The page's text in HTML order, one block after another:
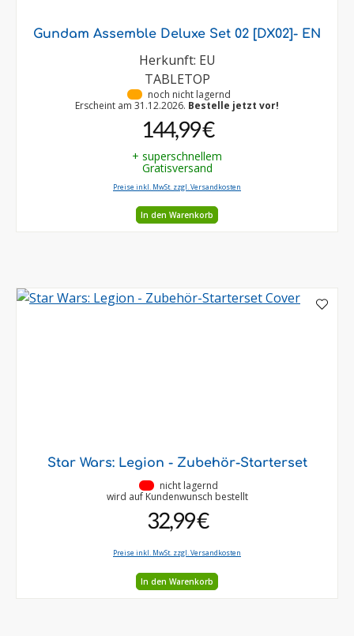
Gundam Assemble Deluxe Set 02 [DX02]- EN
Herkunft: EU
TABLETOP
noch nicht lagernd
Erscheint am 31.12.2026. Bestelle jetzt vor!
144,99 €
+ superschnellem
Gratisversand
Preise inkl. MwSt. zzgl. Versandkosten
In den Warenkorb
Star Wars: Legion - Zubehör-Starterset
nicht lagernd
wird auf Kundenwunsch bestellt
32,99 €
Preise inkl. MwSt. zzgl. Versandkosten
In den Warenkorb